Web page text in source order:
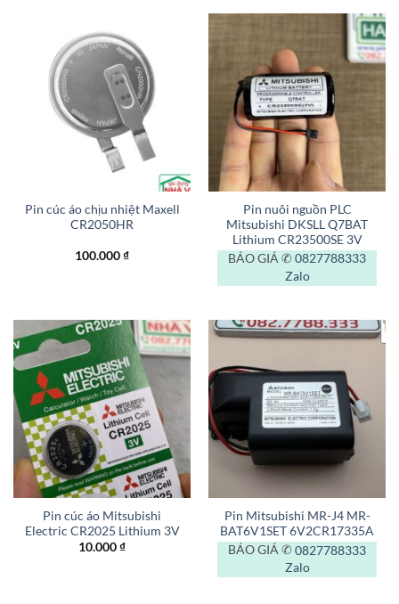
Pin cúc áo chịu nhiệt Maxell
CR2050HR
100.000₫
Pin nuôi nguồn PLC
Mitsubishi DKSLL Q7BAT
Lithium CR23500SE 3V
BÁO GIÁ ✆ 0827788333
Zalo
Pin cúc áo Mitsubishi
Electric CR2025 Lithium 3V
10.000₫
Pin Mitsubishi MR-J4 MR-
BAT6V1SET 6V2CR17335A
BÁO GIÁ ✆ 0827788333
Zalo